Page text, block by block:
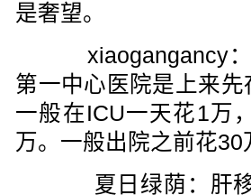
是奢望。
xiaogangancy：
第一中心医院是上来
一般在ICU一天花1万
万。一般出院之前花
夏日绿荫：肝移